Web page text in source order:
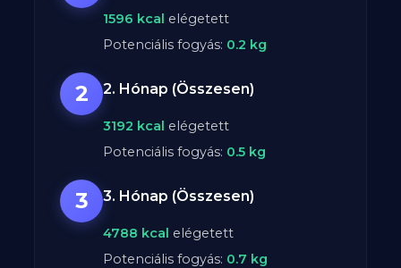
1596 kcal elégetett
Potenciális fogyás: 0.2 kg
2 2. Hónap (Összesen)
3192 kcal elégetett
Potenciális fogyás: 0.5 kg
3 3. Hónap (Összesen)
4788 kcal elégetett
Potenciális fogyás: 0.7 kg